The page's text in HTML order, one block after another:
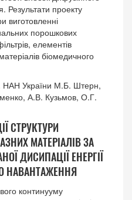
Результати проекту
виготовленні
порошкових
елементів
біомедичного
НАН України М.Б. Штерн,
А.В. Кузьмов, О.Г.
СТРУКТУРИ
МАТЕРІАЛІВ ЗА
ДИСИПАЦІЇ ЕНЕРГІЇ
НАВАНТАЖЕННЯ
континууму